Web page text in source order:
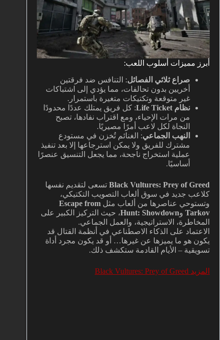
أبرز مميزات أسلوب اللعب:
صراع ثلاثي الفصائل: التنافس ضد فرقتين
أخريين بدون تحالفات، مما يؤدي إلى اشتباكات
غير متوقعة وتكتيكات متغيرة باستمرار.
نظام Life Ticket
: كل فريق يمتلك عددًا محدودًا
من مرات الإحياء، ومع اقتراب نفادها، تصبح
النجاة لكل لاعب أمرًا مصيريًا.
النهب الجماعي: الغنائم تُخزن في مستودع
مشترك للفريق ولا يمكن استرجاعها إلا بعد تنفيذ
عملية استخراج ناجحة، مما يجعل التنسيق عنصرًا
أساسيًا.
Black Vultures: Prey of Greed تسعى لتقديم نفسها
كلاعب جديد في سوق ألعاب التصويب التكتيكي،
وتستوحي عناصرها من ألعاب مثل Escape from
Tarkov وHunt: Showdown، حيث التركيز الكبير على
المخاطرة، الاستراتيجية، والعمل الجماعي.
الاعتماد على الذكاء الاصطناعي في أنظمة القتال قد
يكون هو ما يميزها عن غيرها… أو قد يكون مجرد أداة
تسويقية – الأيام القادمة ستكشف ذلك.
المزيد Black Vultures: Prey of Greed